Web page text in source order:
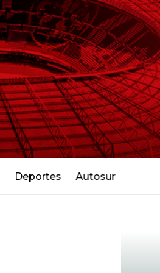
Deportes Autosur